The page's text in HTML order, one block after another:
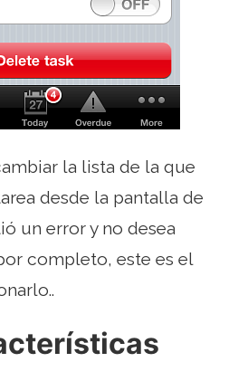
la lista de la que
desde la pantalla de
un error y no desea
completo, este es el